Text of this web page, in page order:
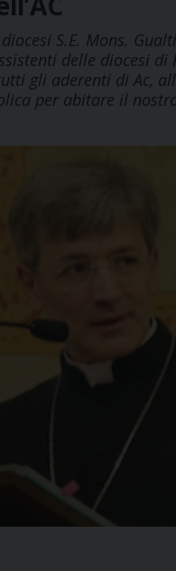
S.E. Mons.
delle diocesi
gli aderenti di Ac,
per abitare il